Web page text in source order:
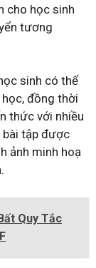
cho học sinh
tương
sinh có thể
đồng thời
thức với nhiều
bài tập được
ảnh minh hoạ
Quy Tắc